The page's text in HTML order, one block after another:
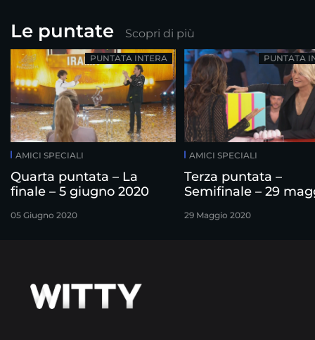
Le puntate Scopri di più
AMICI SPECIALI
Quarta puntata – La
finale – 5 giugno 2020
05 Giugno 2020
PUNTATA INTERA
AMICI SPECIALI
Terza puntata –
Semifinale – 29
29 Maggio 2020
PUNTATA